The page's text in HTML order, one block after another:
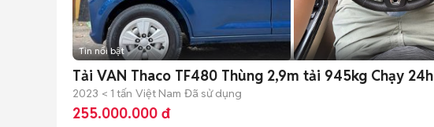
Tin nổi bật
Tải VAN Thaco TF480 Thùng 2,9m tải 945kg Chạy 24h
2023 < 1 tấn Việt Nam Đã sử dụng
255.000.000 đ